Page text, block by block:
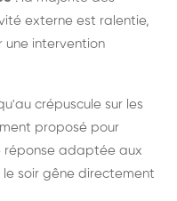
externe est ralentie,
une intervention
crépuscule sur les
proposé pour
réponse adaptée aux
soir gêne directement